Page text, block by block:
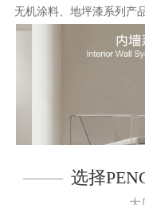
无机涂料、地坪漆系列产品
选择